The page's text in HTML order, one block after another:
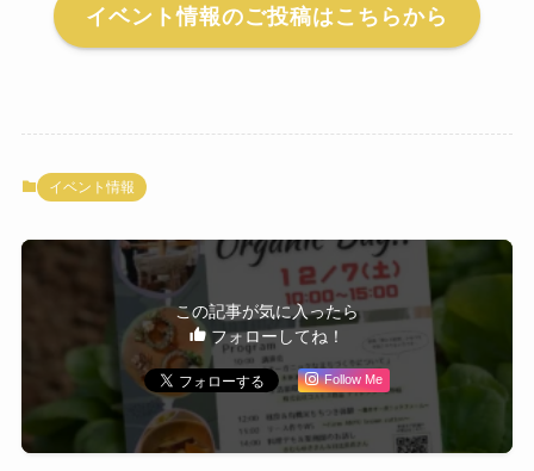
イベント情報のご投稿はこちらから
イベント情報
この記事が気に入ったら
フォローしてね！
Follow Me